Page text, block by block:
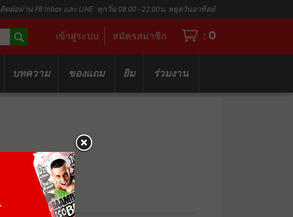
ติดต่อผ่าน FB Inbox และ LINE: ทุกวัน 08:00 - 22:00น. หยุดวันอาทิตย์
เข้าสู่ระบบ สมัครสมาชิก : 0
บทความ ของแถม ยิม ร่วมงาน